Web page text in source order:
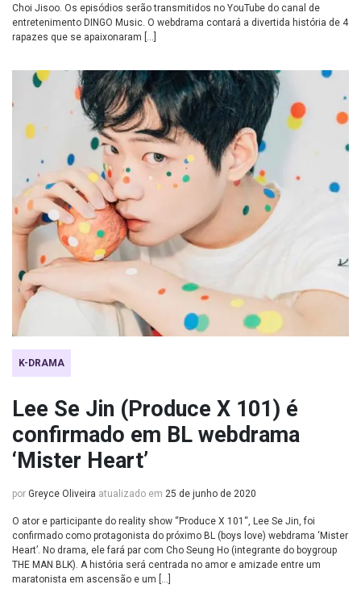
Choi Jisoo. Os episódios serão transmitidos no YouTube do canal de
entretenimento DINGO Music. O webdrama contará a divertida história de 4
rapazes que se apaixonaram […]
K-DRAMA
Lee Se Jin (Produce X 101) é
confirmado em BL webdrama
‘Mister Heart’
por Greyce Oliveira atualizado em 25 de junho de 2020
O ator e participante do reality show “Produce X 101“, Lee Se Jin, foi
confirmado como protagonista do próximo BL (boys love) webdrama ‘Mister
Heart’. No drama, ele fará par com Cho Seung Ho (integrante do boygroup
THE MAN BLK). A história será centrada no amor e amizade entre um
maratonista em ascensão e um […]